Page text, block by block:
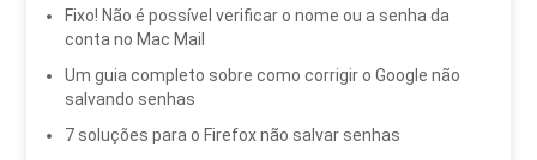
Fixo! Não é possível verificar o nome ou a senha da
conta no Mac Mail
Um guia completo sobre como corrigir o Google não
salvando senhas
7 soluções para o Firefox não salvar senhas